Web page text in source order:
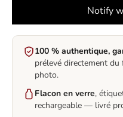
Notify
100 % authentique,
prélevé directement
photo.
Flacon en verre,
rechargeable — livré